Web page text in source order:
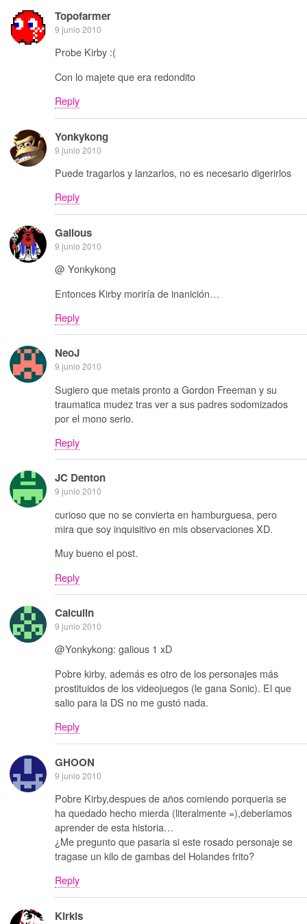
Topofarmer
9 junio 2010
Probe Kirby :(
Con lo majete que era redondito
Reply
Yonkykong
9 junio 2010
Puede tragarlos y lanzarlos, no es necesario digerirlos
Reply
Galious
9 junio 2010
@ Yonkykong
Entonces Kirby moriría de inanición…
Reply
NeoJ
9 junio 2010
Sugiero que metais pronto a Gordon Freeman y su
traumatica mudez tras ver a sus padres sodomizados
por el mono serio.
Reply
JC Denton
9 junio 2010
curioso que no se convierta en hamburguesa, pero
mira que soy inquisitivo en mis observaciones XD.
Muy bueno el post.
Reply
Calculin
9 junio 2010
@Yonkykong: galious 1 xD
Pobre kirby, además es otro de los personajes más
prostituidos de los videojuegos (le gana Sonic). El que
salio para la DS no me gustó nada.
Reply
GHOON
9 junio 2010
Pobre Kirby,despues de años comiendo porqueria se
ha quedado hecho mierda (literalmente =),deberiamos
aprender de esta historia…
¿Me pregunto que pasaria si este rosado personaje se
tragase un kilo de gambas del Holandes frito?
Reply
Kirkis